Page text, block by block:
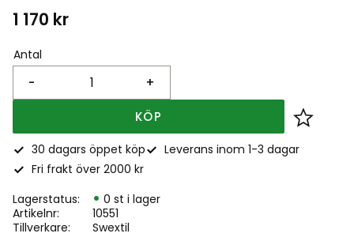
1 170 kr
Antal
+
-
KÖP Lägg
30 dagars öppet köp
Leverans inom 1-3 dagar
Fri frakt över 2000 kr
Lagerstatus
0 st i lager
Artikelnr
10551
Tillverkare
Swextil